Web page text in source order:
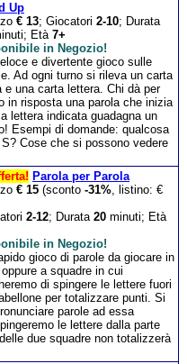
Up
€ 13; Giocatori 2-10; Durata
Età 7+
in Negozio!
e divertente gioco sulle
Ad ogni turno si rileva un carta
e una carta lettera. Chi dà per
in risposta una parola che inizia
lettera indicata guadagna un
Esempi di domande: qualcosa
Cose che si possono vedere
Parola per Parola
€ 15 (sconto -31%, listino: €
2-12; Durata 20 minuti; Età
in Negozio!
gioco di parole da giocare in
a squadre in cui
di spingere le lettere fuori
per totalizzare punti. Si
parole ad essa
le lettere dalla parte
due squadre non totalizzerà